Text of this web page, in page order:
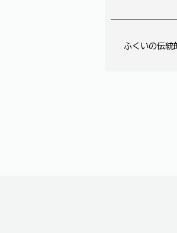
ふくいの伝統